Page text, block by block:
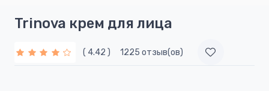
Trinova крем для лица
( 4.42 ) 1225 отзыв(ов)